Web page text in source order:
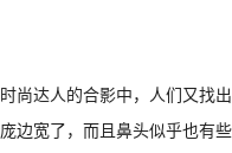
尚达人的合影中，人们又找
边宽了，而且鼻头似乎也有